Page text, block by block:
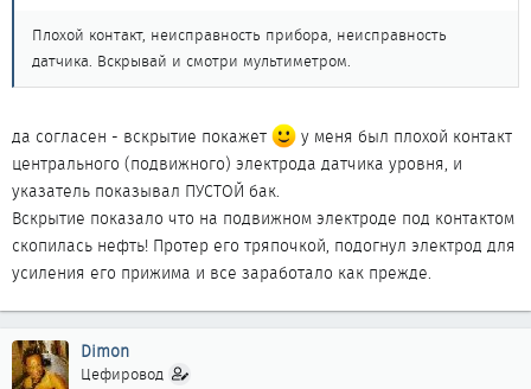
Плохой контакт, неисправность прибора, неисправность
датчика. Вскрывай и смотри мультиметром.
да согласен - вскрытие покажет
у меня был плохой контакт
центрального (подвижного) электрода датчика уровня, и
указатель показывал ПУСТОЙ бак.
Вскрытие показало что на подвижном электроде под контактом
скопилась нефть! Протер его тряпочкой, подогнул электрод для
усиления его прижима и все заработало как прежде.
Dimon
Цефировод